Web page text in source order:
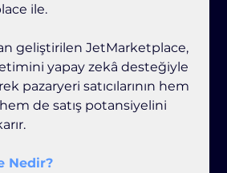
ile.
geliştirilen JetMarketplace,
yapay zekâ desteğiyle
pazaryeri satıcılarının hem
de satış potansiyelini
Nedir?